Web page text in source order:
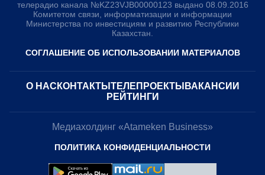
телерадио канала №KZ23VJB00000123 выдано 08.09.2016
Комитетом связи, информатизации и информации
Министерства по инвестициям и развитию Республики
Казахстан.
СОГЛАШЕНИЕ ОБ ИСПОЛЬЗОВАНИИ МАТЕРИАЛОВ
О НАС КОНТАКТЫ ТЕЛЕПРОЕКТЫ ВАКАНСИИ
РЕЙТИНГИ
Медиахолдинг «Atameken Business»
ПОЛИТИКА КОНФИДЕНЦИАЛЬНОСТИ